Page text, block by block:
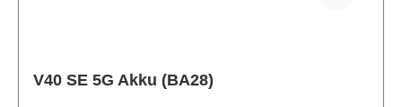
V40 SE 5G Akku (BA28)